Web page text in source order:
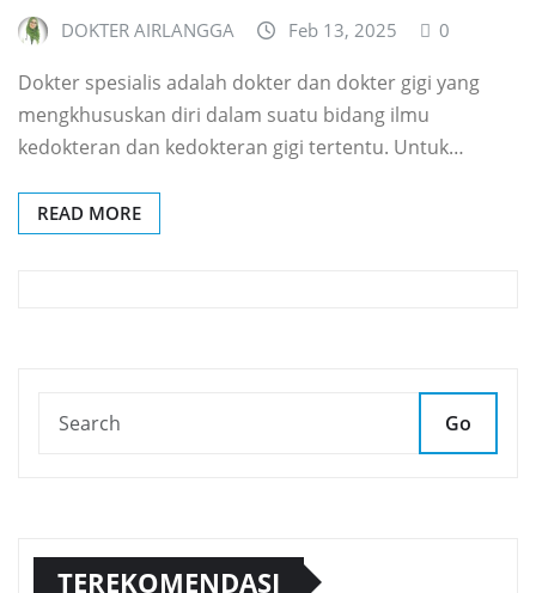
DOKTER AIRLANGGA Feb 13, 2025 0
Dokter spesialis adalah dokter dan dokter gigi yang
mengkhususkan diri dalam suatu bidang ilmu
kedokteran dan kedokteran gigi tertentu. Untuk…
READ MORE
Go
TEREKOMENDASI